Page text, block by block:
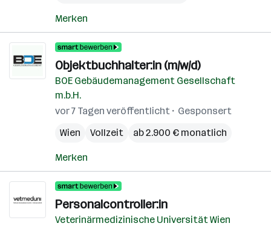
Merken
Objektbuchhalter:in (m/w/d)
BOE Gebäudemanagement Gesellschaft
m.b.H.
vor 7 Tagen veröffentlicht
Gesponsert
Wien
Vollzeit ab 2.900 € monatlich
Merken
Personalcontroller:in
Veterinärmedizinische Universität Wien